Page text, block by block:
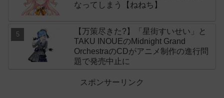
なってしまう【ねねち】
【万策尽きた?】「星街すいせい」と
TAKU INOUEのMidnight Grand
OrchestraのCDがアニメ制作の進行問
題で発売中止に
スポンサーリンク